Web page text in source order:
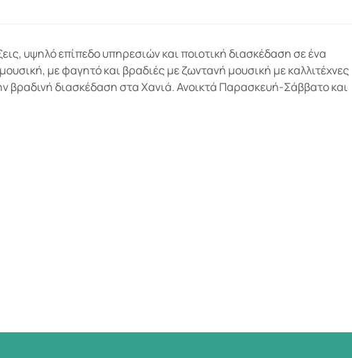
υψηλό επίπεδο υπηρεσιών και ποιοτική διασκέδαση σε ένα
με φαγητό και βραδιές με ζωντανή μουσική με καλλιτέχνες
βραδινή διασκέδαση στα Χανιά. Ανοικτά Παρασκευή-Σάββατο και